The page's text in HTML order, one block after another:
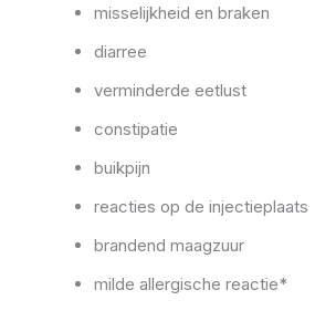
misselijkheid en braken
diarree
verminderde eetlust
constipatie
buikpijn
reacties op de injectieplaats
brandend maagzuur
milde allergische reactie*